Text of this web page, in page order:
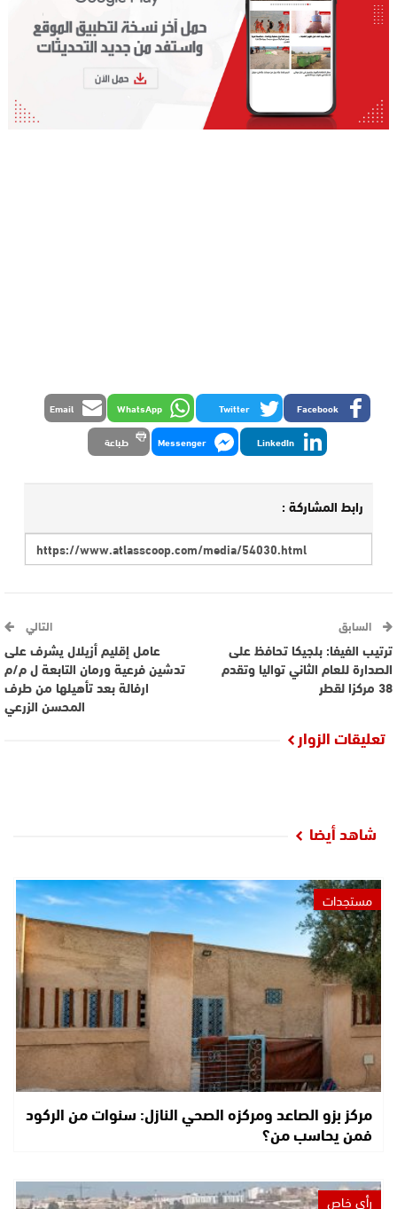
Facebook
Twitter
WhatsApp
Email
LinkedIn
Messenger طباعة
رابط المشاركة :
السابق
ترتيب الفيفا: بلجيكا تحافظ على
الصدارة للعام الثاني تواليا وتقدم
38 مركزا لقطر
التالي
عامل إقليم أزيلال يشرف على
تدشين فرعية ورمان التابعة ل م/م
ارفالة بعد تأهيلها من طرف
المحسن الزرعي
تعليقات الزوار
شاهد أيضا
مستجدات
مركز بزو الصاعد ومركزه الصحي النازل: سنوات من الركود
فمن يحاسب من؟
رأي خاص